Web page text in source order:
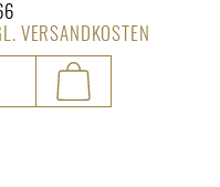
VERSANDKOSTEN